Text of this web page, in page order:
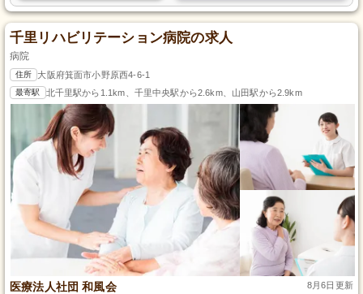
千里リハビリテーション病院の求人
病院
住所 大阪府箕面市小野原西4-6-1
最寄駅 北千里駅から1.1km、千里中央駅から2.6km、山田駅から2.9km
医療法人社団 和風会 8月6日更新